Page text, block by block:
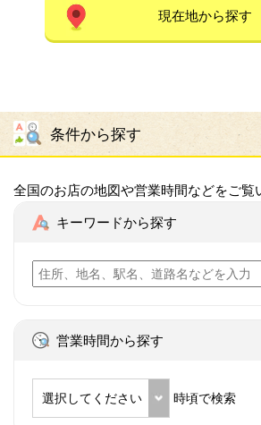
現在地から探す
条件から探す
全国のお店の地図や営業時間などをご覧
キーワードから探す
営業時間から探す
選択してください 時頃で検索